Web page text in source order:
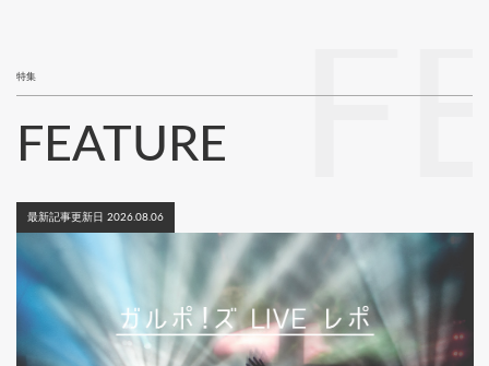
特集
FEATURE
最新記事更新日 2026.08.06